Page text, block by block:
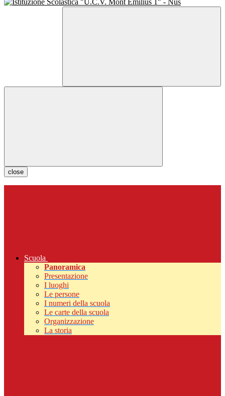
close
Scuola
Panoramica
Presentazione
I luoghi
Le persone
I numeri della scuola
Le carte della scuola
Organizzazione
La storia